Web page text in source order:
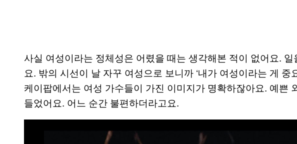
사실 여성이라는 정체성은 어렸을 때는 생각해본 적이 없어요.
요. 밖의 시선이 날 자꾸 여성으로 보니까 ‘내가 여성이라는 게 중
케이팝에서는 여성 가수들이 가진 이미지가 명확하잖아요. 예쁜
들었어요. 어느 순간 불편하더라고요.